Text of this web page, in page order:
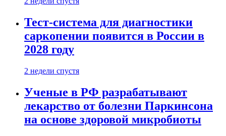
Тест-система для диагностики
саркопении появится в России в
2028 году
2 недели спустя
Ученые в РФ разрабатывают
лекарство от болезни Паркинсона
на основе здоровой микробиоты